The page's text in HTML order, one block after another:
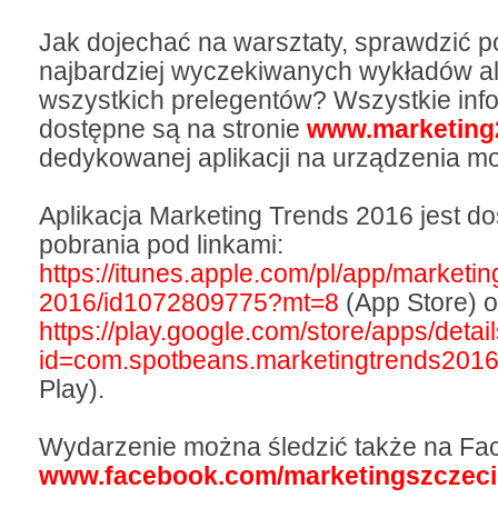
Jak dojechać na warsztaty, sprawdzić
najbardziej wyczekiwanych wykładów
wszystkich prelegentów? Wszystkie
dostępne są na stronie
dedykowanej aplikacji na urządzenia
Aplikacja Marketing Trends 2016 jest
pobrania pod linkami:
https://itunes.apple.com/pl/app/
2016/id1072809775?mt=8 (App Store)
https://play.google.com/store/apps/
id=com.spotbeans.marketingtrends2016
Play).
Wydarzenie można śledzić także na
www.facebook.com/